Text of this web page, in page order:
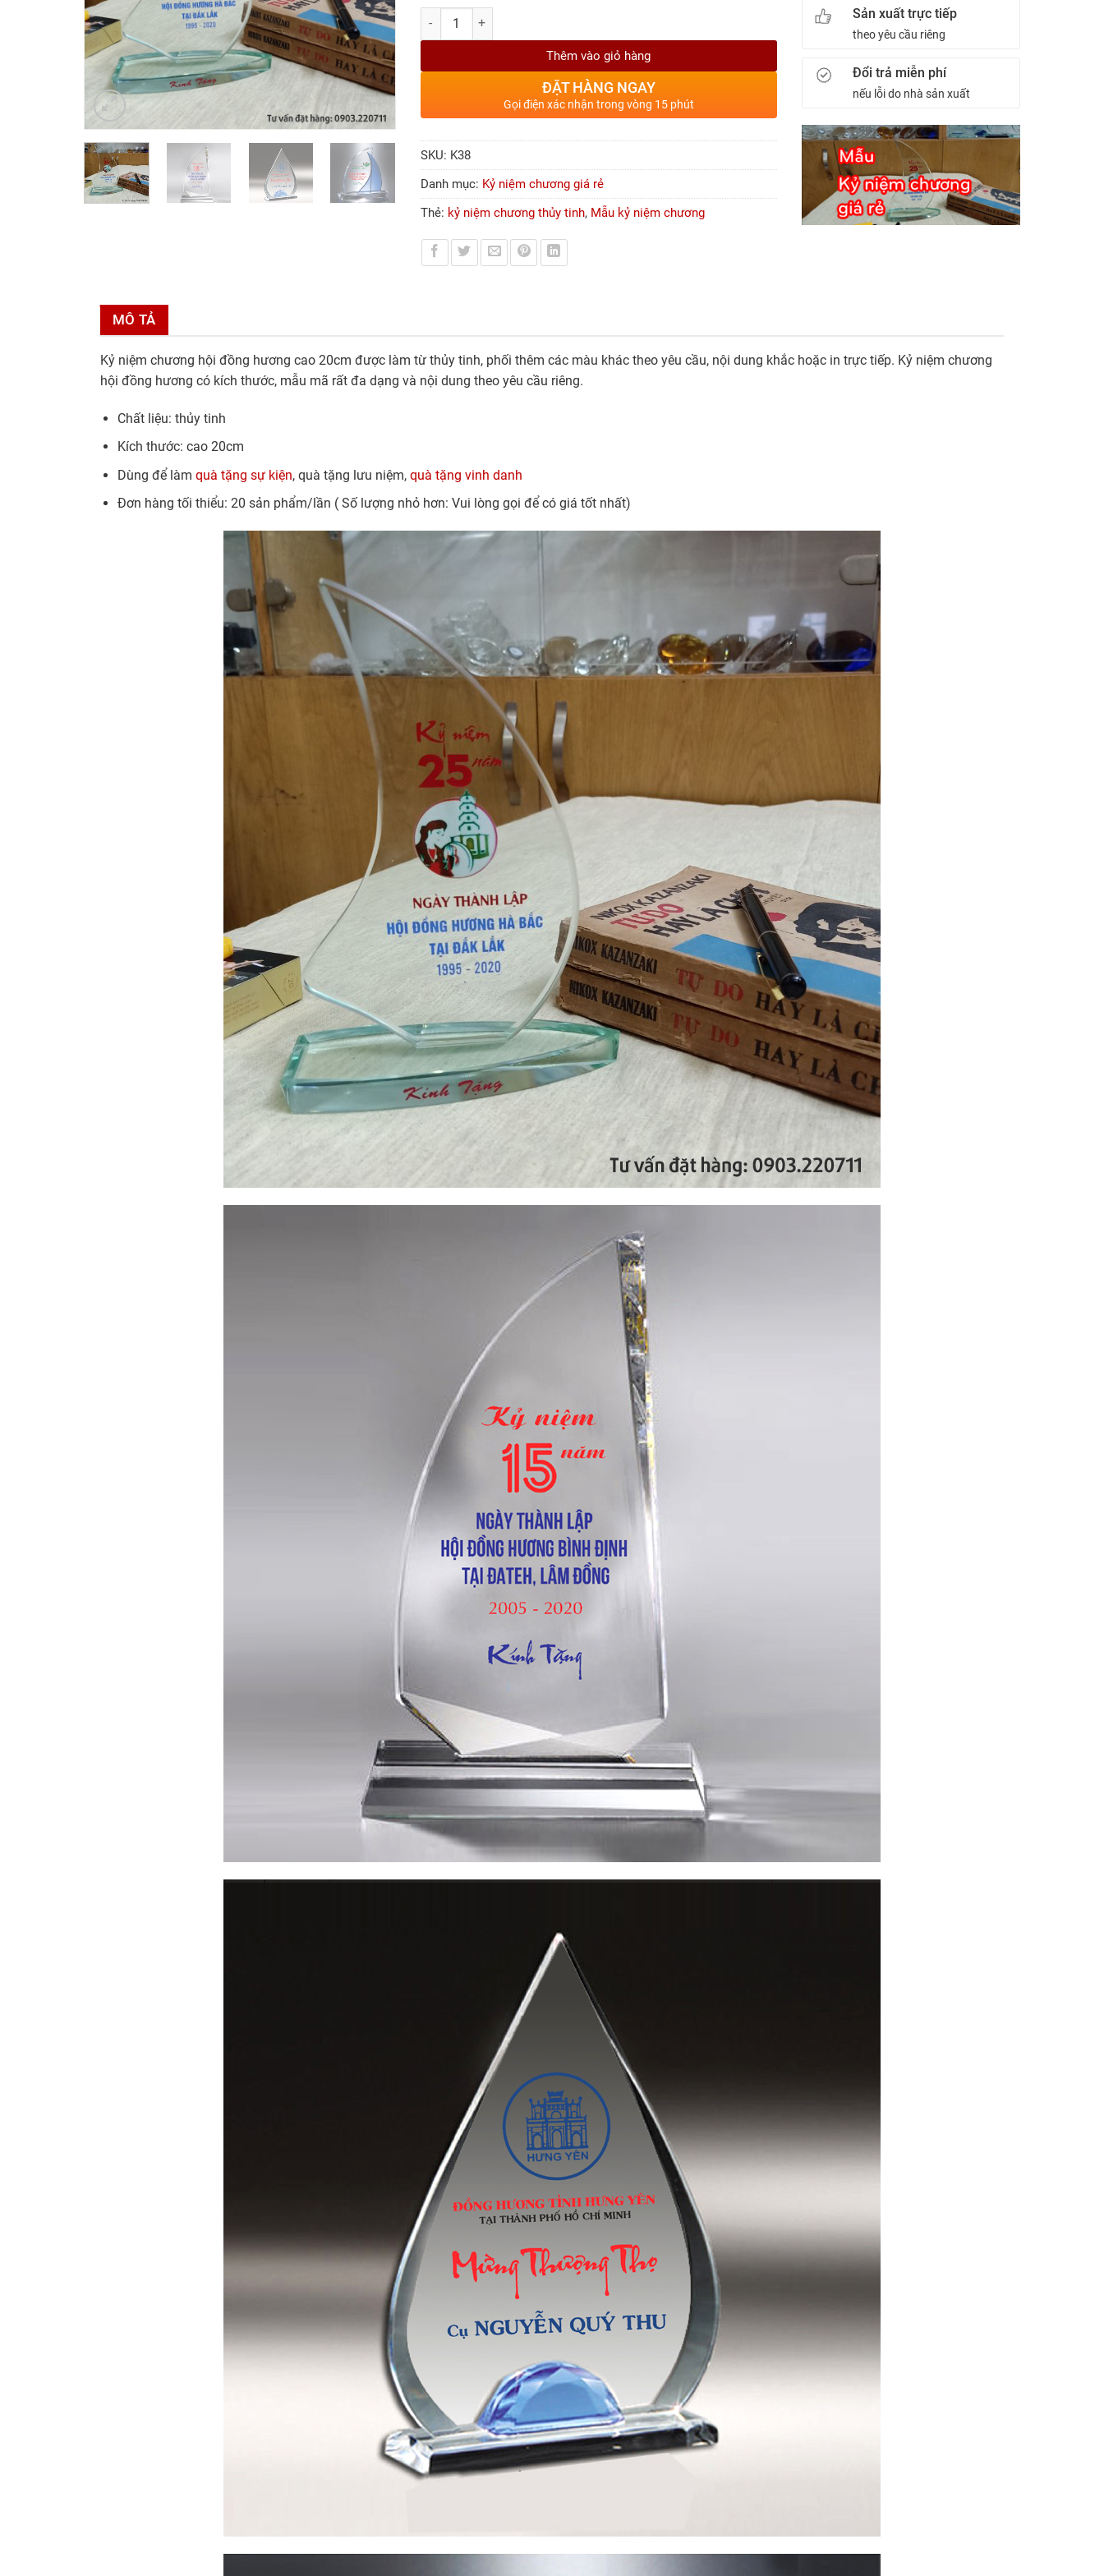
Số lượng
Thêm vào giỏ hàng
ĐẶT HÀNG NGAY
Gọi điện xác nhận trong vòng 15 phút
SKU: K38
Danh mục: Kỷ niệm chương giá rẻ
Thẻ: kỷ niệm chương thủy tinh, Mẫu kỷ niệm chương
Sản xuất trực tiếp
theo yêu cầu riêng
Đổi trả miễn phí
nếu lỗi do nhà sản xuất
MÔ TẢ
Kỷ niệm chương hội đồng hương cao 20cm được làm từ thủy tinh, phối thêm các màu khác theo yêu cầu, nội dung khắc hoặc in trực tiếp. Kỷ niệm chương
hội đồng hương có kích thước, mẫu mã rất đa dạng và nội dung theo yêu cầu riêng.
Chất liệu: thủy tinh
Kích thước: cao 20cm
Dùng để làm quà tặng sự kiện, quà tặng lưu niệm, quà tặng vinh danh
Đơn hàng tối thiểu: 20 sản phẩm/lần ( Số lượng nhỏ hơn: Vui lòng gọi để có giá tốt nhất)